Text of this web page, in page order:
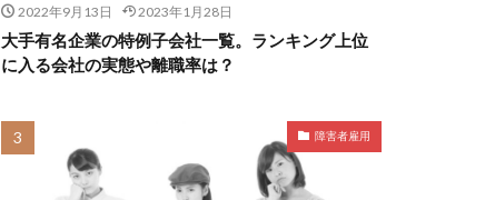
2022年9月13日 2023年1月28日
大手有名企業の特例子会社一覧。ランキング上位
に入る会社の実態や離職率は？
障害者雇用